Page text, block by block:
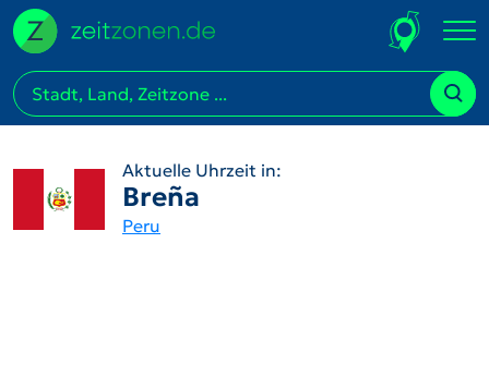
Aktuelle Uhrzeit in:
Breña
Peru